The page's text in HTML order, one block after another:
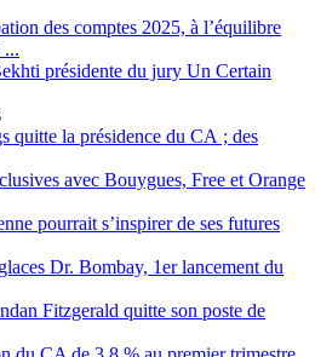
des comptes 2025, à l’équilibre
...
présidente du jury Un Certain
quitte la présidence du CA ; des
avec Bouygues, Free et Orange
pourrait s’inspirer de ses futures
Dr. Bombay, 1er lancement du
Fitzgerald quitte son poste de